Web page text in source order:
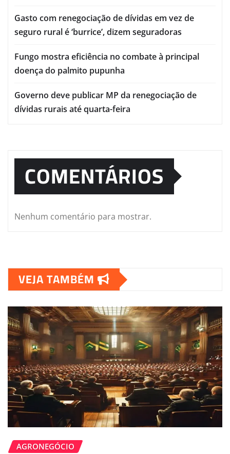
Gasto com renegociação de dívidas em vez de
seguro rural é ‘burrice’, dizem seguradoras
Fungo mostra eficiência no combate à principal
doença do palmito pupunha
Governo deve publicar MP da renegociação de
dívidas rurais até quarta-feira
COMENTÁRIOS
Nenhum comentário para mostrar.
VEJA TAMBÉM
AGRONEGÓCIO